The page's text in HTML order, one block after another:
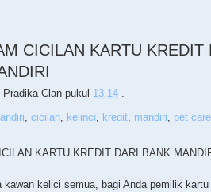
CICILAN KARTU KREDIT
Pradika Clan pukul 13.14 .
, cicilan, kelinci, kredit, mandiri, pet care
KARTU KREDIT DARI BANK
kawan kelici semua, bagi Anda pemilik